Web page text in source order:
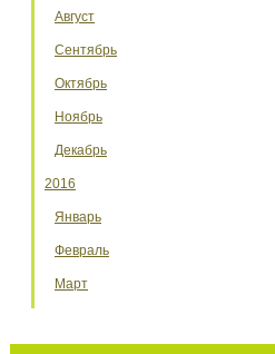
Август
Сентябрь
Октябрь
Ноябрь
Декабрь
2016
Январь
Февраль
Март